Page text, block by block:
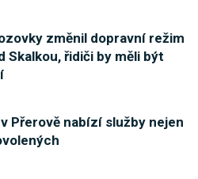
změnil dopravní režim
Skalkou, řidiči by měli být
Přerově nabízí služby nejen